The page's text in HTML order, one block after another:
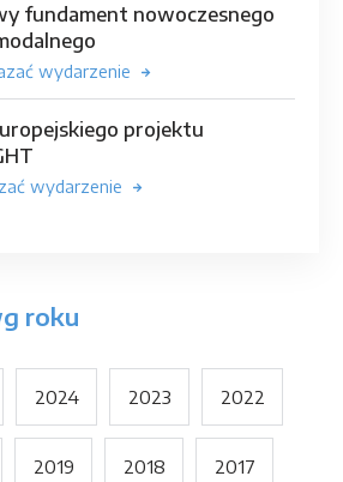
fundament nowoczesnego
wydarzenie
projektu
wydarzenie
roku
2024 2023 2022
2019 2018 2017